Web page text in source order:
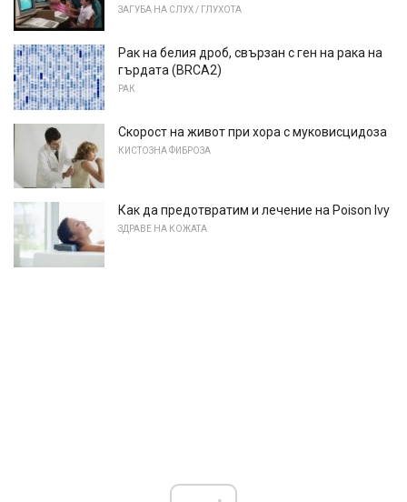
ЗАГУБА НА СЛУХ / ГЛУХОТА
Рак на белия дроб, свързан с ген на рака на
гърдата (BRCA2)
РАК
Скорост на живот при хора с муковисцидоза
КИСТОЗНА ФИБРОЗА
Как да предотвратим и лечение на Poison Ivy
ЗДРАВЕ НА КОЖАТА